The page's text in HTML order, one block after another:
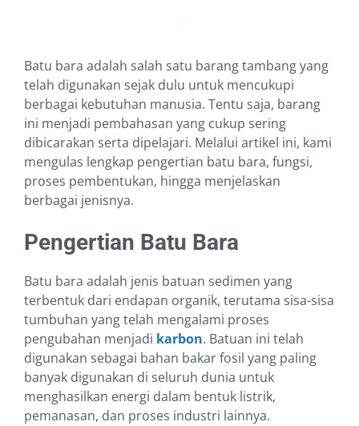
Batu bara adalah salah satu barang tambang yang
telah digunakan sejak dulu untuk mencukupi
berbagai kebutuhan manusia. Tentu saja, barang
ini menjadi pembahasan yang cukup sering
dibicarakan serta dipelajari. Melalui artikel ini, kami
mengulas lengkap pengertian batu bara, fungsi,
proses pembentukan, hingga menjelaskan
berbagai jenisnya.
Pengertian Batu Bara
Batu bara adalah jenis batuan sedimen yang
terbentuk dari endapan organik, terutama sisa-sisa
tumbuhan yang telah mengalami proses
pengubahan menjadi karbon. Batuan ini telah
digunakan sebagai bahan bakar fosil yang paling
banyak digunakan di seluruh dunia untuk
menghasilkan energi dalam bentuk listrik,
pemanasan, dan proses industri lainnya.